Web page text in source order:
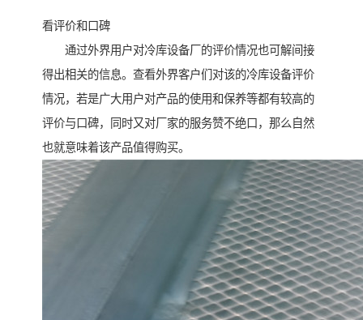
看评价和口碑
通过外界用户对冷库设备厂的评价情况也可解间接
得出相关的信息。查看外界客户们对该的冷库设备评价
情况，若是广大用户对产品的使用和保养等都有较高的
评价与口碑，同时又对厂家的服务赞不绝口，那么自然
也就意味着该产品值得购买。